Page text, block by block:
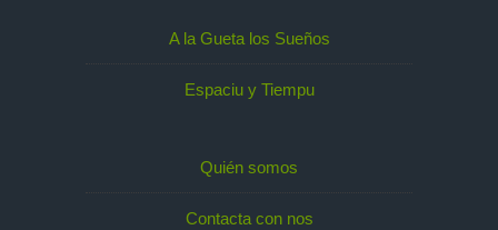
A la Gueta los Sueños
Espaciu y Tiempu
Quién somos
Contacta con nos